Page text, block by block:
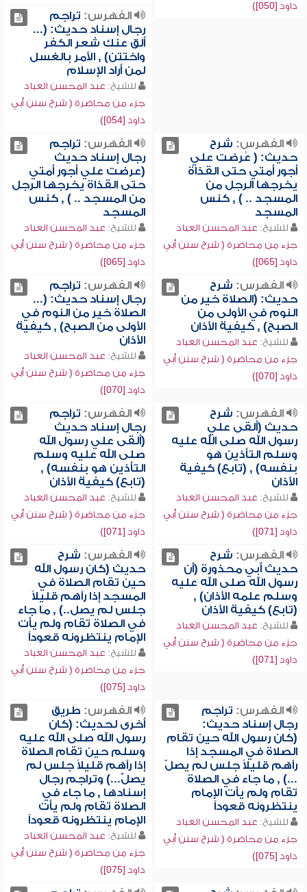
داود [050])
الفهرس: تراجم
رجال إسناد حديث: (...
ألق عنك شعر الكفر
واختتن) , الأمر بالغسل
لمن أراد الإسلام
للشيخ: عبد المحسن العباد
جزء من محاضرة ( شرح سنن أبي
داود [054])
الفهرس: شرح
حديث: ( عُرضت علي
أجور أمتي حتى القذاة
يخرجها الرجل من
المسجد .. ) , كنس
المسجد
للشيخ: عبد المحسن العباد
جزء من محاضرة ( شرح سنن أبي
داود [065])
الفهرس: تراجم
رجال إسناد حديث
(عرضت علي أجور أمتي
حتى القذاة يخرجها الرجل
من المسجد .. ) , كنس
المسجد
للشيخ: عبد المحسن العباد
جزء من محاضرة ( شرح سنن أبي
داود [065])
الفهرس: شرح
حديث: (الصلاة خير من
النوم في الأولى من
الصبح) , كيفية الأذان
للشيخ: عبد المحسن العباد
جزء من محاضرة ( شرح سنن أبي
داود [070])
الفهرس: تراجم
رجال إسناد حديث: (...
الصلاة خير من النوم في
الأولى من الصبح) , كيفية
الأذان
للشيخ: عبد المحسن العباد
جزء من محاضرة ( شرح سنن أبي
داود [070])
الفهرس: شرح
حديث (ألقى علي
رسول الله صلى الله عليه
وسلم التأذين هو
بنفسه) , (تابع) كيفية
الأذان
للشيخ: عبد المحسن العباد
جزء من محاضرة ( شرح سنن أبي
داود [071])
الفهرس: تراجم
رجال إسناد حديث
(ألقى علي رسول الله
صلى الله عليه وسلم
التأذين هو بنفسه) ,
(تابع) كيفية الأذان
للشيخ: عبد المحسن العباد
جزء من محاضرة ( شرح سنن أبي
داود [071])
الفهرس: شرح
حديث أبي محذورة (أن
رسول الله صلى الله عليه
وسلم علمه الأذان) ,
(تابع) كيفية الأذان
للشيخ: عبد المحسن العباد
جزء من محاضرة ( شرح سنن أبي
داود [071])
الفهرس: شرح
حديث (كان رسول الله
حين تقام الصلاة في
المسجد إذا رآهم قليلاً
جلس لم يصل..) , ما جاء
في الصلاة تقام ولم يأت
الإمام ينتظرونه قعوداً
للشيخ: عبد المحسن العباد
جزء من محاضرة ( شرح سنن أبي
داود [075])
الفهرس: تراجم
رجال إسناد حديث:
(كان رسول الله حين تقام
الصلاة في المسجد إذا
رآهم قليلاً جلس لم يصلّ
...) , ما جاء في الصلاة
تقام ولم يأت الإمام
ينتظرونه قعوداً
للشيخ: عبد المحسن العباد
جزء من محاضرة ( شرح سنن أبي
داود [075])
الفهرس: طريق
أخرى لحديث: (كان
رسول الله صلى الله عليه
وسلم حين تقام الصلاة
إذا رآهم قليلاً جلس لم
يصلِّ...) وتراجم رجال
إسنادها , ما جاء في
الصلاة تقام ولم يأت
الإمام ينتظرونه قعوداً
للشيخ: عبد المحسن العباد
جزء من محاضرة ( شرح سنن أبي
داود [075])